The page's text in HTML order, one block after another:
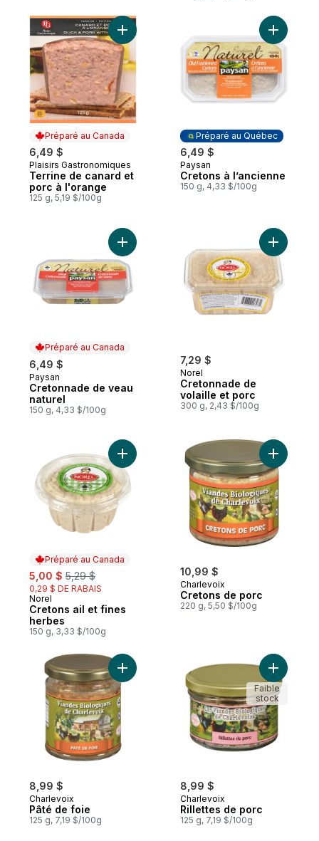
Préparé au Canada
6,49 $
Préparé au Canada
Plaisirs Gastronomiques
Terrine de canard et
porc à l'orange
125 g, 5,19 $/100g
Ajouter Terrine de canard et porc à
Préparé au Québec
6,49 $
Préparé au Québec
Paysan
Cretons à l’ancienne
150 g, 4,33 $/100g
Ajouter
Préparé au Canada
6,49 $
Préparé au Canada
Paysan
Cretonnade de veau
naturel
150 g, 4,33 $/100g
Ajouter Cretonnade de veau naturel au
7,29 $
Norel
Cretonnade de
volaille et porc
300 g, 2,43 $/100g
Ajouter
Préparé au Canada
sale:
5,00 $ , formerly:
5,29 $
0,29 $ DE RABAIS
Préparé au Canada
Norel
Cretons ail et fines
herbes
150 g, 3,33 $/100g
Ajouter Cretons ail et fines herbes au
10,99 $
Charlevoix
Cretons de porc
220 g, 5,50 $/100g
Ajouter
8,99 $
Charlevoix
Pâté de foie
125 g, 7,19 $/100g
Ajouter Pâté de foie au panier
8,99 $
Charlevoix
Rillettes de porc
125 g, 7,19 $/100g
Ajouter
Faible
stock